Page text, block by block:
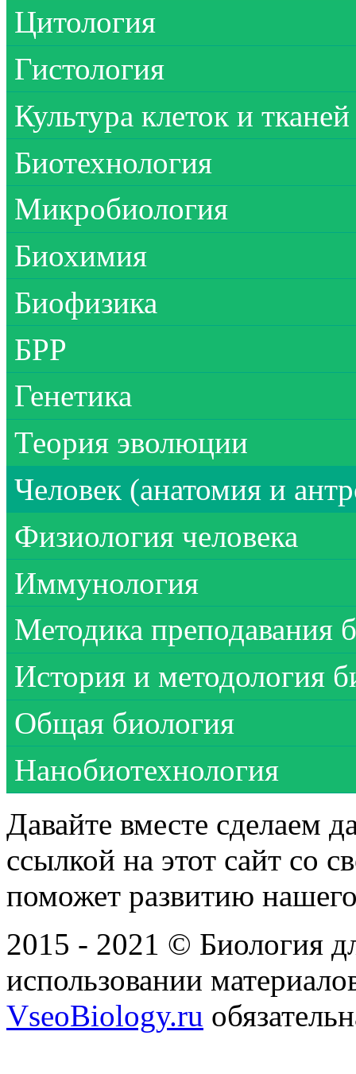
Цитология
Гистология
Культура клеток и тканей
Биотехнология
Микробиология
Биохимия
Биофизика
БРР
Генетика
Теория эволюции
Человек (анатомия и
Физиология человека
Иммунология
Методика преподавания
История и методология
Общая биология
Нанобиотехнология
Давайте вместе сделаем
ссылкой на этот сайт со
поможет развитию
2015 - 2021 © Биология
использовании
VseoBiology.ru